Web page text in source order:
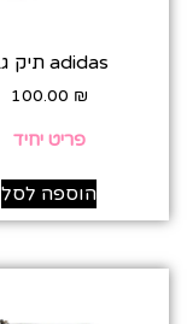
adidas תיק גב
100.00 ₪
פריט יחיד
הוספה לסל